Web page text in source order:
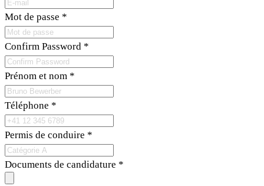
Mot de passe *
Confirm Password *
Prénom et nom *
Téléphone *
Permis de conduire *
Documents de candidature *